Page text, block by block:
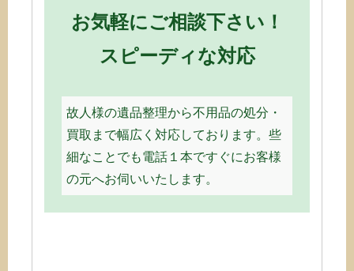
お気軽にご相談下さい！
スピーディな対応
故人様の遺品整理から不用品の処分・
買取まで幅広く対応しております。些
細なことでも電話１本ですぐにお客様
の元へお伺いいたします。